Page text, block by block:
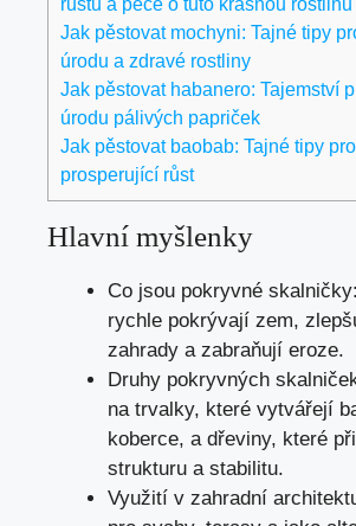
Jak pěstovat mochyni: Tajné tipy
úrodu a zdravé rostliny
Jak pěstovat habanero: Tajemství
úrodu pálivých papriček
Jak pěstovat baobab: Tajné tipy
prosperující růst
Hlavní myšlenky
Co jsou pokryvné
rychle pokrývají zem,
zahrady a zabraňují eroze.
Druhy pokryvných
na trvalky, které vytvářejí
koberce, a dřeviny, které
strukturu a stabilitu.
Využití v zahradní